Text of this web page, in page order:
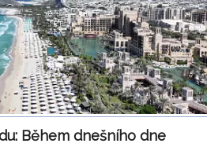
Během dnešního dne